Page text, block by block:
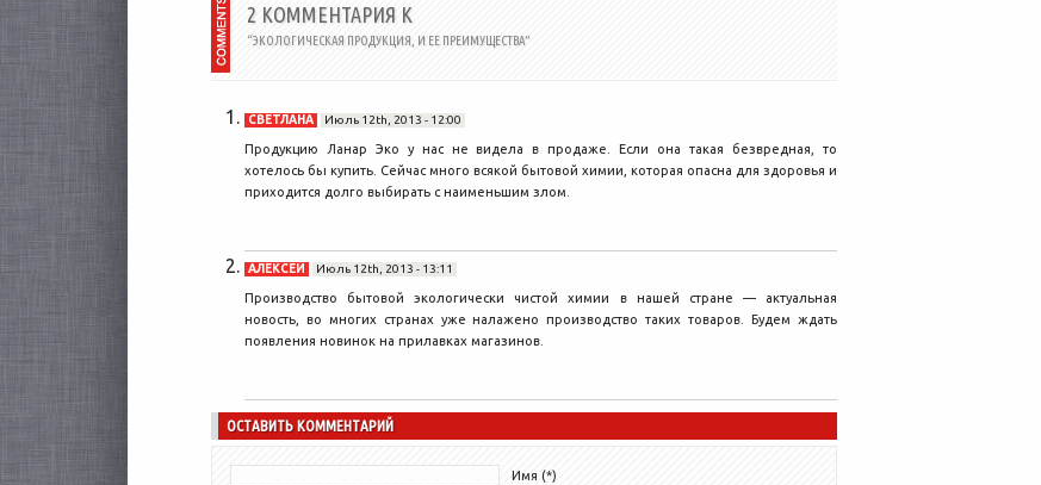
2 КОММЕНТАРИЯ К
“ЭКОЛОГИЧЕСКАЯ ПРОДУКЦИЯ, И ЕЕ ПРЕИМУЩЕСТВА”
СВЕТЛАНА Июль 12th, 2013 - 12:00
Продукцию Ланар Эко у нас не видела в продаже. Если она такая безвредная, то
хотелось бы купить. Сейчас много всякой бытовой химии, которая опасна для здоровья и
приходится долго выбирать с наименьшим злом.
АЛЕКСЕЙ Июль 12th, 2013 - 13:11
Производство бытовой экологически чистой химии в нашей стране — актуальная
новость, во многих странах уже налажено производство таких товаров. Будем ждать
появления новинок на прилавках магазинов.
ОСТАВИТЬ КОММЕНТАРИЙ
Имя (*)